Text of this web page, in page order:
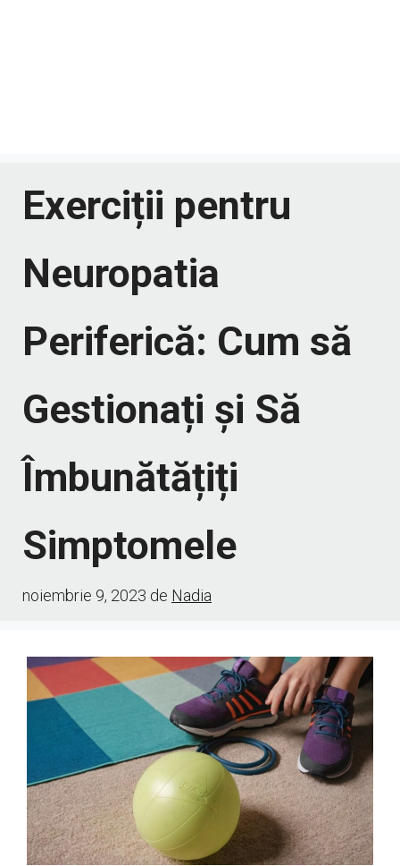
Exerciții pentru
Neuropatia
Periferică: Cum să
Gestionați și Să
Îmbunătățiți
Simptomele
noiembrie 9, 2023 de Nadia